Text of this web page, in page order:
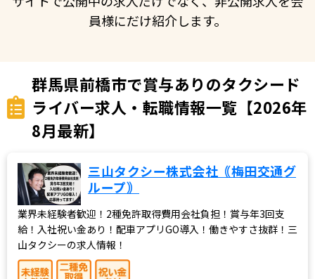
員様にだけ紹介します。
群馬県前橋市で賞与ありのタクシード
ライバー求人・転職情報一覧【2026年
8月最新】
三山タクシー株式会社｟梅田交通グ
ループ｠
業界未経験者歓迎！2種免許取得費用会社負担！賞与年3回支
給！入社祝い金あり！配車アプリGO導入！働きやすさ抜群！三
山タクシーの求人情報！